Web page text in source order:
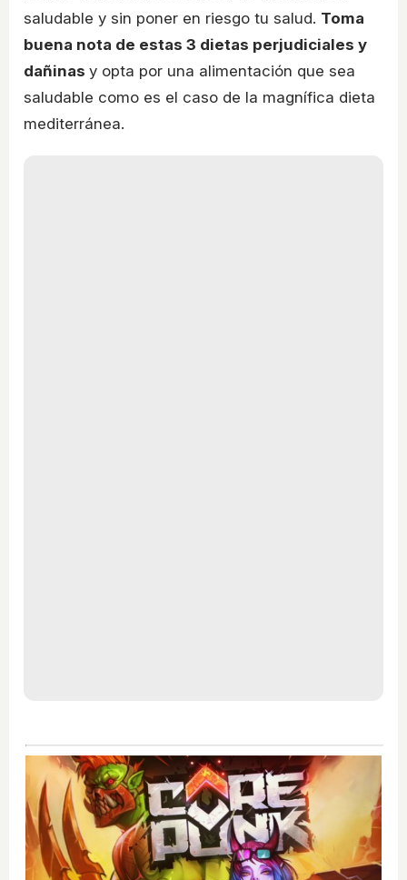
saludable y sin poner en riesgo tu salud. Toma
buena nota de estas 3 dietas perjudiciales y
dañinas y opta por una alimentación que sea
saludable como es el caso de la magnífica dieta
mediterránea.